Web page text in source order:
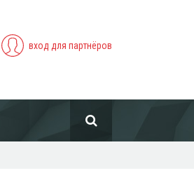
вход для партнёров